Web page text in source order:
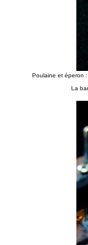
Poulaine et éperon
La